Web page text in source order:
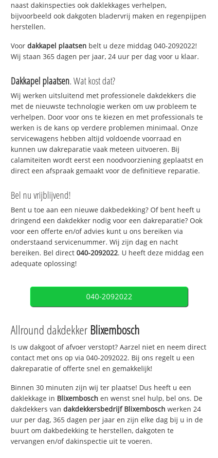
naast dakinspecties ook daklekkages verhelpen,
bijvoorbeeld ook dakgoten bladervrij maken en regenpijpen
herstellen.
Voordakkapel plaatsen belt u deze middag 040-2092022!
Wij staan 365 dagen per jaar, 24 uur per dag voor u klaar.
Dakkapel plaatsen. Wat kost dat?
Wij werken uitsluitend met professionele dakdekkers die
met de nieuwste technologie werken om uw probleem te
verhelpen. Door voor ons te kiezen en met professionals te
werken is de kans op verdere problemen minimaal. Onze
servicewagens hebben altijd voldoende voorraad en
kunnen uw dakreparatie vaak meteen uitvoeren. Bij
calamiteiten wordt eerst een noodvoorziening geplaatst en
direct een afspraak gemaakt voor de definitieve reparatie.
Bel nu vrijblijvend!
Bent u toe aan een nieuwe dakbedekking? Of bent heeft u
dringend een dakdekker nodig voor een dakreparatie? Ook
voor een offerte en/of advies kunt u ons bereiken via
onderstaand servicenummer. Wij zijn dag en nacht
bereiken. Bel direct040-2092022. U heeft deze middag een
adequate oplossing!
040-2092022
Allround dakdekker Blixembosch
Is uw dakgoot of afvoer verstopt? Aarzel niet en neem direct
contact met ons op via 040-2092022. Bij ons regelt u een
dakreparatie of offerte snel en gemakkelijk!
Binnen 30 minuten zijn wij ter plaatse! Dus heeft u een
daklekkage in Blixembosch en wenst snel hulp, bel ons. De
dakdekkers vandakdekkersbedrijf Blixembosch werken 24
uur per dag, 365 dagen per jaar en zijn elke dag bij u in de
buurt om dakbedekking te herstellen, dakgoten te
vervangen en/of dakinspectie uit te voeren.